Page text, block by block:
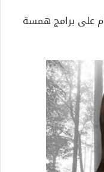
على برامج همسة